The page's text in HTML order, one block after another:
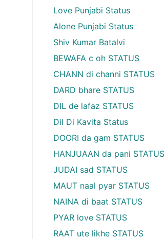
Love Punjabi Status
Alone Punjabi Status
Shiv Kumar Batalvi
BEWAFA c oh STATUS
CHANN di channi STATUS
DARD bhare STATUS
DIL de lafaz STATUS
Dil Di Kavita Status
DOORI da gam STATUS
HANJUAAN da pani STATUS
JUDAI sad STATUS
MAUT naal pyar STATUS
NAINA di baat STATUS
PYAR love STATUS
RAAT ute likhe STATUS